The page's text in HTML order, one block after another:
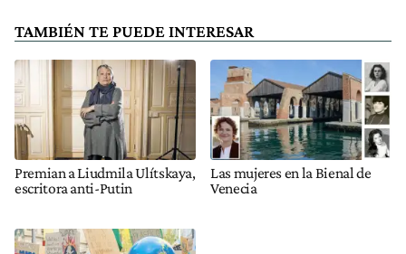
TAMBIÉN TE PUEDE INTERESAR
Premian a Liudmila Ulítskaya,
escritora anti-Putin
Las mujeres en la Bienal de
Venecia